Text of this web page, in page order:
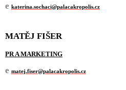
e katerina.sochaci@palacakropolis.cz
MATĚJ FIŠER
PR A MARKETING
e matej.fiser@palacakropolis.cz